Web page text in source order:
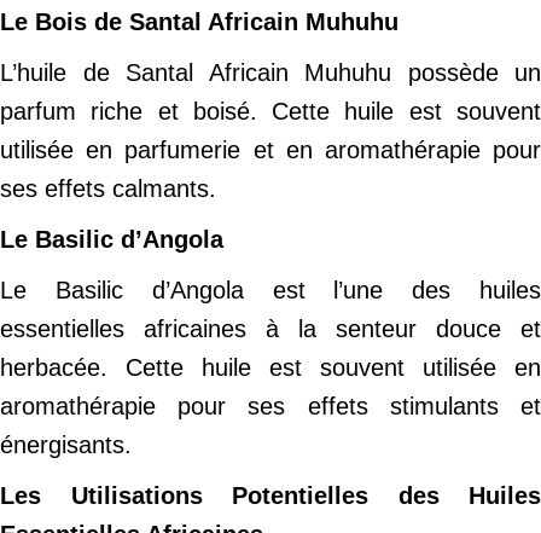
Le Bois de Santal Africain Muhuhu
L’huile de Santal Africain Muhuhu possède un
parfum riche et boisé. Cette huile est souvent
utilisée en parfumerie et en aromathérapie pour
ses effets calmants.
Le Basilic d’Angola
Le Basilic d’Angola est l’une des huiles
essentielles africaines à la senteur douce et
herbacée. Cette huile est souvent utilisée en
aromathérapie pour ses effets stimulants et
énergisants.
Les Utilisations Potentielles des Huiles